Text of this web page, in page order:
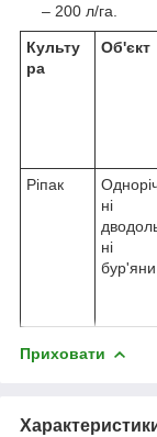
– 200 л/га.
Культу
ра
Об'єкт
Ріпак
ні
ні
бур'яни
Приховати